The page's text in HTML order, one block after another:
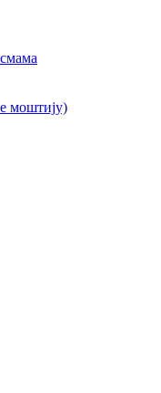
моштију)